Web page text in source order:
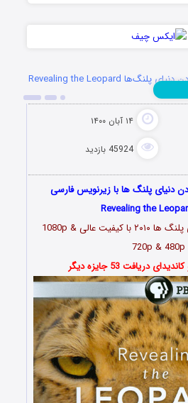
دانلود مستند فاش کردن دنیای پلنگ‌ها Revealing the Leopard
۱۴ آبان ۱۴۰۰
45924 بازدید
دنیای پلنگ ها با زیرنویس فارسی
Revealing the
مستند فاش کردن دنیای پلنگ ها ۲۰۱۰ با کیفیت عالی 1080p &
720p & 480p